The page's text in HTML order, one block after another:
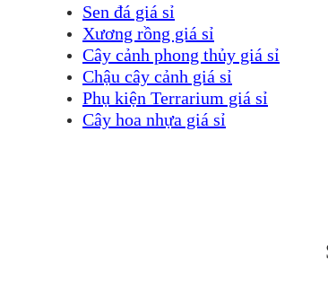
Sen đá giá sỉ
Xương rồng giá sỉ
Cây cảnh phong thủy giá sỉ
Chậu cây cảnh giá sỉ
Phụ kiện Terrarium giá sỉ
Cây hoa nhựa giá sỉ